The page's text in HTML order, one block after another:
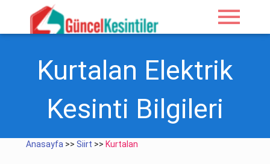
menu
Kurtalan Elektrik
Kesinti Bilgileri
Anasayfa >>Siirt >> Kurtalan